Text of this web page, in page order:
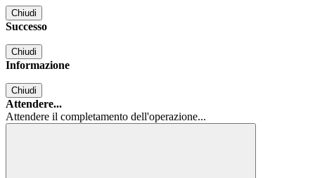
Chiudi
Successo
Chiudi
Informazione
Chiudi
Attendere...
Attendere il completamento dell'operazione...